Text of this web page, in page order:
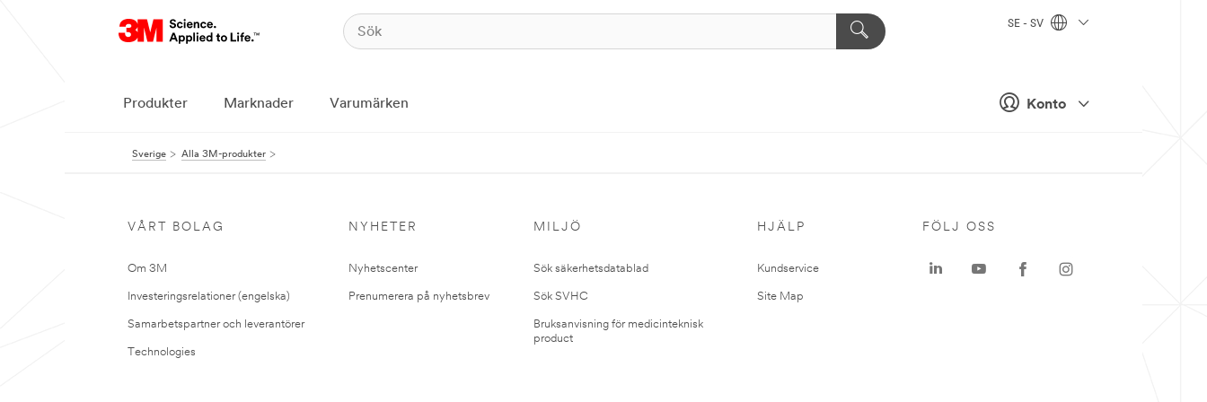
Konto
SE - SV
Produkter Marknader Varumärken
Sverige Alla 3M-produkter
VÅRT BOLAG
Om 3M
Investeringsrelationer (engelska)
Samarbetspartner och leverantörer
Technologies
NYHETER
Nyhetscenter
Prenumerera på nyhetsbrev
MILJÖ
Sök säkerhetsdatablad
Sök SVHC
Bruksanvisning för medicinteknisk
product
HJÄLP
Kundservice
Site Map
FÖLJ OSS